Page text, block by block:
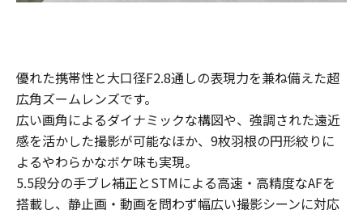
優れた携帯性と大口径F2.8通しの表現力を兼ね備えた超
広角ズームレンズです。
広い画角によるダイナミックな構図や、強調された遠近
感を活かした撮影が可能なほか、9枚羽根の円形絞りに
よるやわらかなボケ味も実現。
5.5段分の手ブレ補正とSTMによる高速・高精度なAFを
搭載し、静止画・動画を問わず幅広い撮影シーンに対応